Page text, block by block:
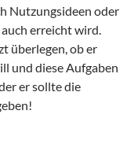
Nutzungsideen oder
erreicht wird.
überlegen, ob er
und diese Aufgaben
er sollte die